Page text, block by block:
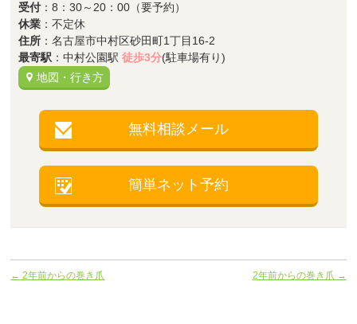
受付 ：8：30～20：00（要予約）
休業 ：不定休
住所 ：名古屋市中村区砂田町1丁目16-2
最寄駅 ：中村公園駅徒歩3分(駐車場有り)
地図・行き方
無料相談メール
簡単ネット予約
← 2年前からの巻き爪 2年前からの巻き爪 →